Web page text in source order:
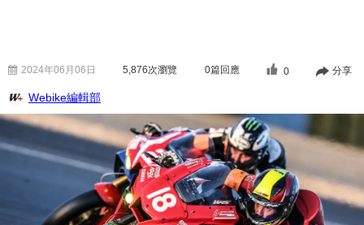
2024年06月06日 5,876次瀏覽 0篇回應 0 分享
Webike編輯部